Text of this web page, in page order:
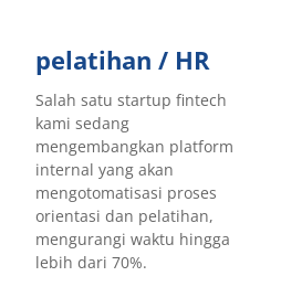
pelatihan / HR
Salah satu startup fintech
kami sedang
mengembangkan platform
internal yang akan
mengotomatisasi proses
orientasi dan pelatihan,
mengurangi waktu hingga
lebih dari 70%.